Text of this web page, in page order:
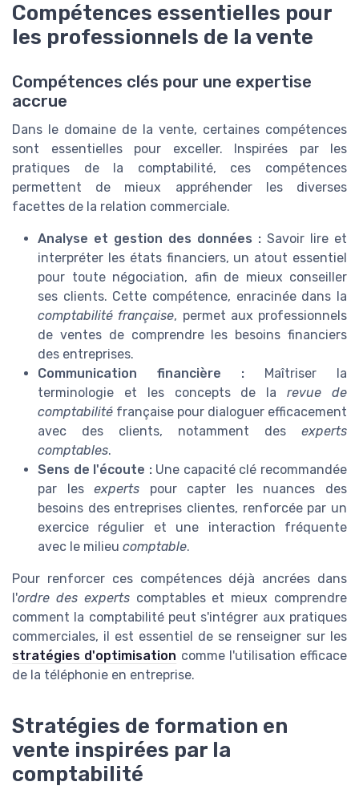
Compétences essentielles pour
les professionnels de la vente
Compétences clés pour une expertise
accrue
Dans le domaine de la vente, certaines compétences
sont essentielles pour exceller. Inspirées par les
pratiques de la comptabilité, ces compétences
permettent de mieux appréhender les diverses
facettes de la relation commerciale.
Analyse et gestion des données : Savoir lire et
interpréter les états financiers, un atout essentiel
pour toute négociation, afin de mieux conseiller
ses clients. Cette compétence, enracinée dans la
comptabilité française, permet aux professionnels
de ventes de comprendre les besoins financiers
des entreprises.
Communication financière : Maîtriser la
terminologie et les concepts de larevue de
comptabilité française pour dialoguer efficacement
avec des clients, notamment des experts
comptables.
Sens de l'écoute :Une capacité clé recommandée
par lesexperts pour capter les nuances des
besoins des entreprises clientes, renforcée par un
exercice régulier et une interaction fréquente
avec le milieu comptable.
Pour renforcer ces compétences déjà ancrées dans
l'ordre des expertscomptables et mieux comprendre
comment la comptabilité peut s'intégrer aux pratiques
commerciales, il est essentiel de se renseigner sur les
stratégies d'optimisation comme l'utilisation efficace
de la téléphonie en entreprise.
Stratégies de formation en
vente inspirées par la
comptabilité